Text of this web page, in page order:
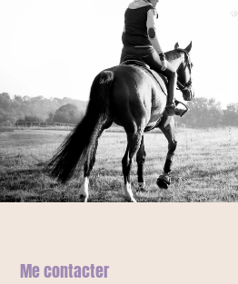
Me contacter